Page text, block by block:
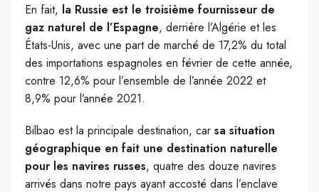
En fait, la Russie est le troisième fournisseur de
gaz naturel de l’Espagne, derrière l’Algérie et les
États-Unis, avec une part de marché de 17,2% du total
des importations espagnoles en février de cette année,
contre 12,6% pour l’ensemble de l’année 2022 et
8,9% pour l’année 2021.
Bilbao est la principale destination, car sa situation
géographique en fait une destination naturelle
pour les navires russes, quatre des douze navires
arrivés dans notre pays ayant accosté dans l’enclave